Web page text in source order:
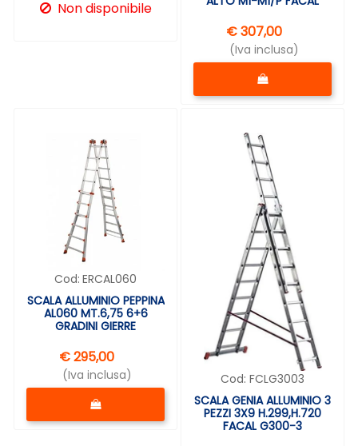
Non disponibile
€ 307,00
(Iva inclusa)
Quantità
Cod: ERCAL060
SCALA ALLUMINIO PEPPINA
AL060 MT.6,75 6+6
GRADINI GIERRE
€ 295,00
(Iva inclusa)
Quantità
Cod: FCLG3003
SCALA GENIA ALLUMINIO 3
PEZZI 3X9 H.299,H.720
FACAL G300-3